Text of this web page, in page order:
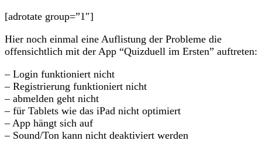
[adrotate group=”1″]
Hier noch einmal eine Auflistung der Probleme die
offensichtlich mit der App “Quizduell im Ersten” auftreten:
– Login funktioniert nicht
– Registrierung funktioniert nicht
– abmelden geht nicht
– für Tablets wie das iPad nicht optimiert
– App hängt sich auf
– Sound/Ton kann nicht deaktiviert werden